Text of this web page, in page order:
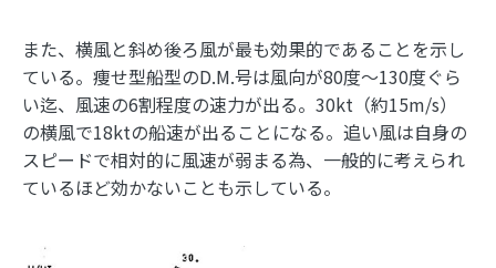
また、横風と斜め後ろ風が最も効果的であることを示し
ている。痩せ型船型のD.M.号は風向が80度～130度ぐら
い迄、風速の6割程度の速力が出る。30kt（約15m/s）
の横風で18ktの船速が出ることになる。追い風は自身の
スピードで相対的に風速が弱まる為、一般的に考えられ
ているほど効かないことも示している。